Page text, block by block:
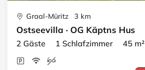
Graal-Müritz 3 km
Ostseevilla · OG Käptns Hus
2 Gäste 1 Schlafzimmer 45 m²